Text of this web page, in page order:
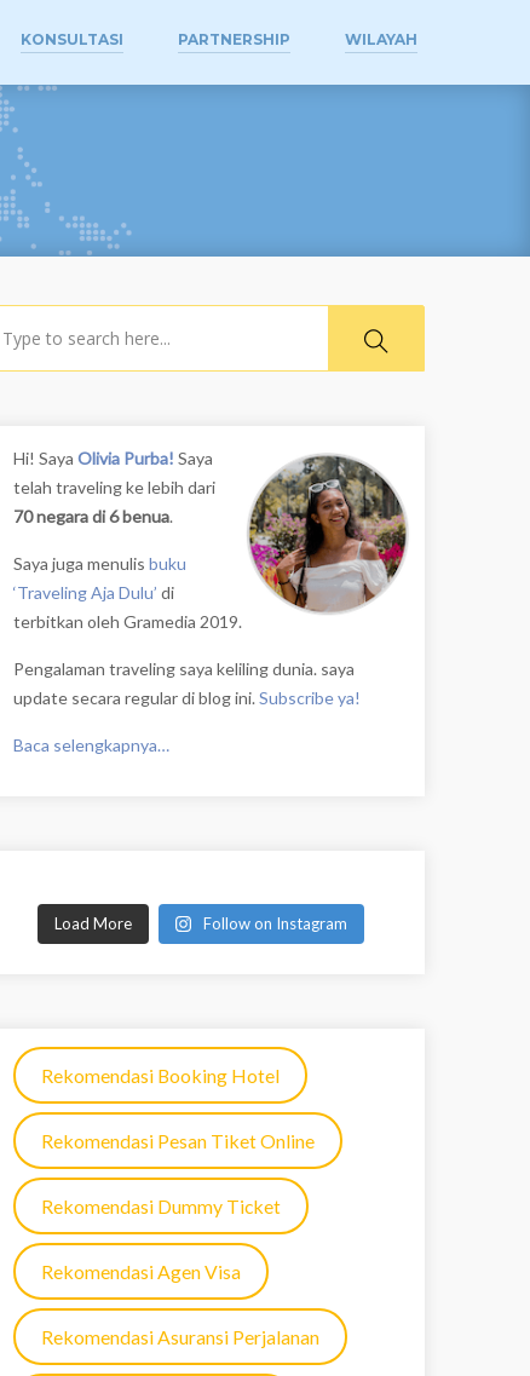
KONSULTASI PARTNERSHIP WILAYAH
Hi! Saya Olivia Purba! Saya
telah traveling ke lebih dari
70 negara di 6 benua.
Saya juga menulis buku
‘Traveling Aja Dulu’ di
terbitkan oleh Gramedia 2019.
Pengalaman traveling saya keliling dunia. saya
update secara regular di blog ini. Subscribe ya!
Baca selengkapnya…
Load More Follow on Instagram
Rekomendasi Booking Hotel
Rekomendasi Pesan Tiket Online
Rekomendasi Dummy Ticket
Rekomendasi Agen Visa
Rekomendasi Asuransi Perjalanan